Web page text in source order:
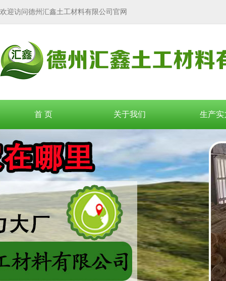
欢迎访问德州汇鑫土工材料有限公司官网
首 页 关于我们 生产实